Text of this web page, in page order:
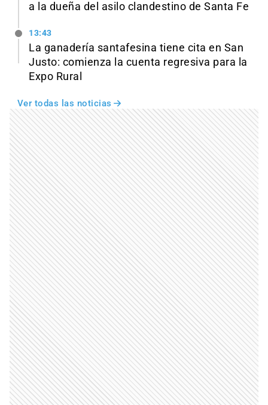
a la dueña del asilo clandestino de Santa Fe
13:43
La ganadería santafesina tiene cita en San
Justo: comienza la cuenta regresiva para la
Expo Rural
Ver todas las noticias